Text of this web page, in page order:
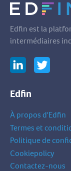
Edfin est la
intermédiaires
Edfin
À propos d'Edfin
Termes et
Politique de
Cookiepolicy
Contactez-nous